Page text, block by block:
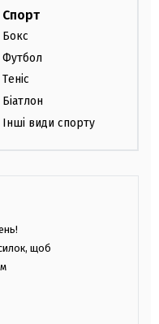
Спорт
Бокс
Футбол
Теніс
Біатлон
Інші види спорту
щоб